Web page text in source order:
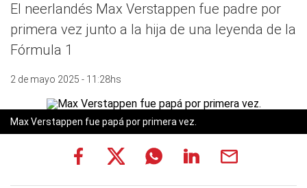
El neerlandés Max Verstappen fue padre por
primera vez junto a la hija de una leyenda de la
Fórmula 1
2 de mayo 2025 - 11:28hs
Max Verstappen fue papá por primera vez.